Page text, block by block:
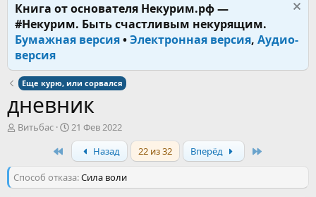
Книга от основателя Некурим.рф —
#Некурим. Быть счастливым некурящим.
Бумажная версия•Электронная версия, Аудио-
версия
Еще курю, или сорвался
дневник
А
р
т
Витьбас
Д
а
а
н
а
21 Фев 2022
Назад 22 из 32 Вперёд
Способ отказа Сила воли